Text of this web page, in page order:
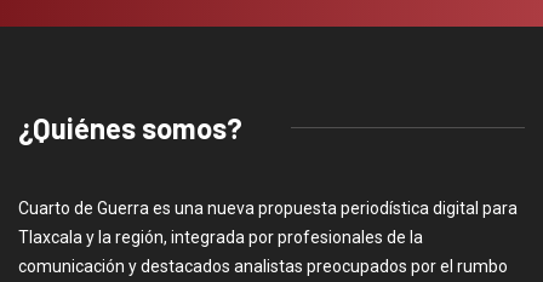
¿Quiénes somos?
Cuarto de Guerra es una nueva propuesta periodística digital para
Tlaxcala y la región, integrada por profesionales de la
comunicación y destacados analistas preocupados por el rumbo